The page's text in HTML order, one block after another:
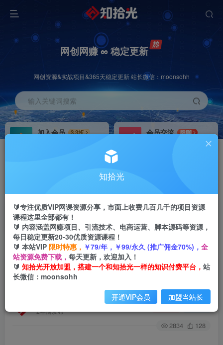
网创网赚 ∞ 稳定更新
网创资源&实战项目&365天稳定更新 站长微信：moonsohh
输入关键词搜索
加入会员
3.3折
会员交流
群聊
首页 创业课程 会员专属 正文
（6414期）淘宝算法·逆向解密：纯黑纯白玩法 7
天上首页纯搜索 手淘首页14天流量过万
2年前发布
关注 私信
2834 128
知拾光
🔰专注优质VIP网课资源分享，市面上收费几百几千的项目资源
课程这里全部都有！
🔰 内容涵盖网赚项目、引流技术、电商运营、脚本源码等资源，
每日稳定更新20-30优质资源课程！
🔰 本站VIP 限时特惠， ￥79/年，￥99/永久 (推广佣金70%)， 全
站资源免费下载， 每天更新，欢迎加入！
🔰 知拾光开放加盟，搭建一个和知拾光一样的知识付费平台， 站
长微信：moonsohh
开通VIP会员 加盟当站长